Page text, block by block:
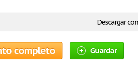
Descargar
completo Guardar